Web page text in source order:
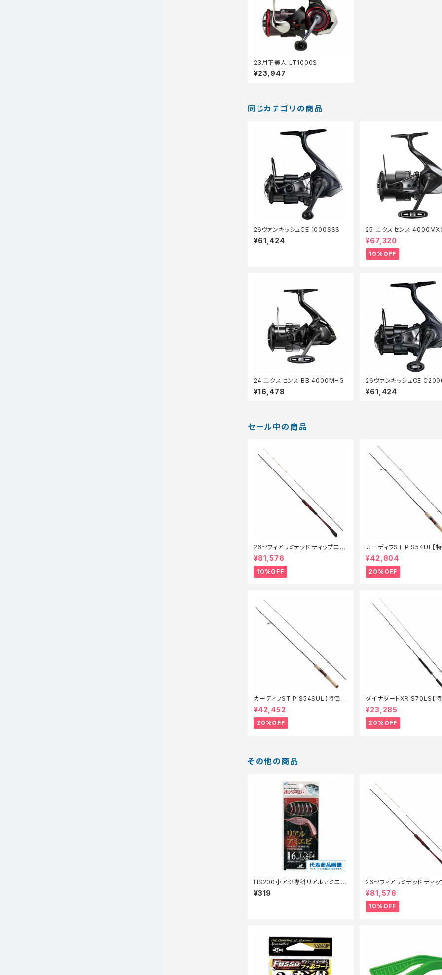
23月下美人 LT1000S
¥23,947
同じカテゴリの商品
26ヴァンキッシュCE 1000SSS
¥61,424
25 エクスセンス
続セール_リール】【10】
¥67,320
10%OFF
24 エクスセンス BB 4000MHG
¥16,478
26ヴァンキッシュCE
¥61,424
セール中の商品
26セフィアリミテッド ティップエギ
ング S63ML+S【継続セール_ロッ
ド】【10】
¥81,576
10%OFF
カーディフST P S54UL【特
ド】【20】
¥42,804
20%OFF
カーディフST P S54SUL【特価ロ
ッド】【20】
¥42,452
20%OFF
ダイナダートXR S70LS【
ド】【20】
¥23,285
20%OFF
その他の商品
HS200小アジ専科リアルアミエビ
3号 【継続セール_仕掛】
¥319
26セフィアリミテッド ティッ
ング S63ML+S【継続セール
ド】【10】
¥81,576
10%OFF